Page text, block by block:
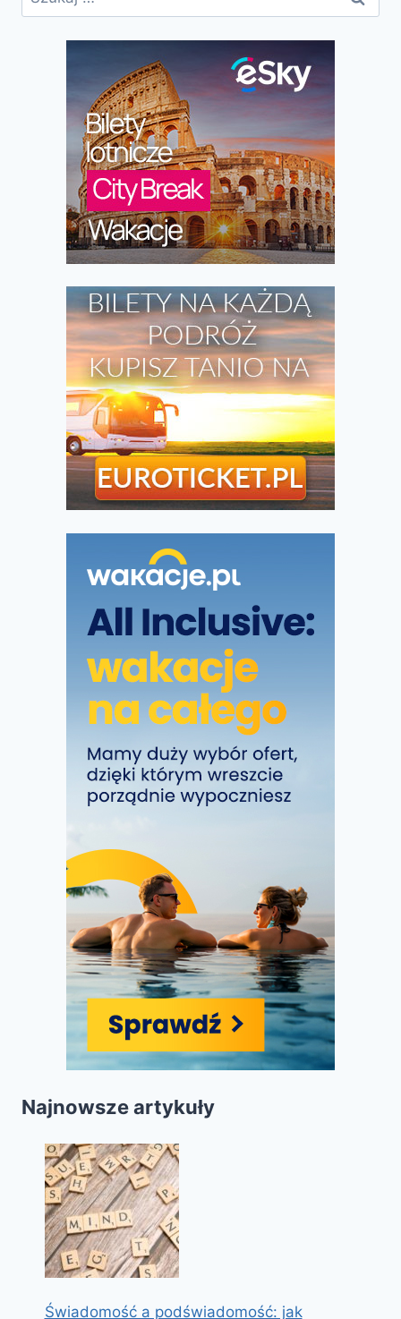
Najnowsze artykuły
Świadomość a podświadomość: jak